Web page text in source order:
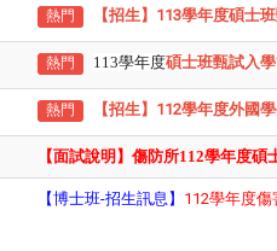
熱門 【招生】113學年度碩士
熱門 113學年度碩士班甄試入學
熱門 【招生】112學年度外國
【面試說明】傷防所112學年度
【博士班-招生訊息】 112學年度